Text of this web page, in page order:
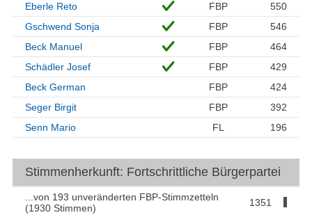
Eberle Reto FBP
550
Gschwend Sonja
FBP
546
Beck Manuel
FBP
464
Schädler Josef
FBP
429
Beck German
FBP
424
Seger Birgit
FBP
392
Senn Mario
FL 196
Stimmenherkunft: Fortschrittliche Bürgerpartei
...von 193 unveränderten FBP-Stimmzetteln
(1930 Stimmen)
1351